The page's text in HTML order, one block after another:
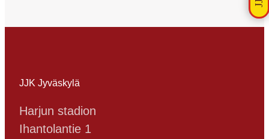
JJK Jyväskylä
Harjun stadion
Ihantolantie 1